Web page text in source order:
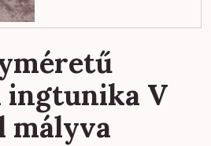
ingtunika V
mályva